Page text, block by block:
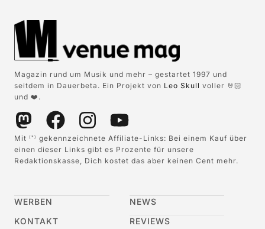
Magazin rund um Musik und mehr – gestartet 1997 und
seitdem in Dauerbeta. Ein Projekt von Leo Skull voller 🤘🏻
und ❤️.
Mit (*)
gekennzeichnete Affiliate-Links: Bei einem Kauf über
einen dieser Links gibt es Prozente für unsere
Redaktionskasse, Dich kostet das aber keinen Cent mehr.
WERBEN
KONTAKT
NEWS
REVIEWS